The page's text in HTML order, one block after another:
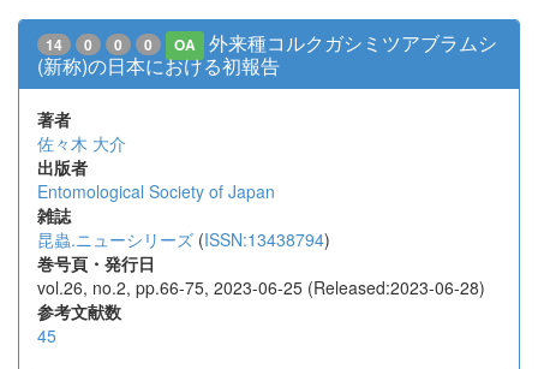
14 0 0 0 OA
外来種コルクガシミツアブラムシ
(新称)の日本における初報告
著者
佐々木 大介
出版者
Entomological Society of Japan
雑誌
昆蟲.ニューシリーズ (ISSN:13438794)
巻号頁・発行日
vol.26, no.2, pp.66-75, 2023-06-25 (Released:2023-06-28)
参考文献数
45